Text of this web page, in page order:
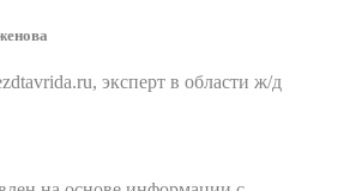
, эксперт в области ж/д